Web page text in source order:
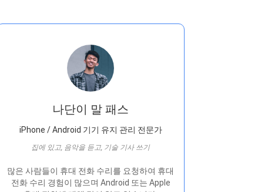
나단이 말 패스
iPhone / Android 기기 유지 관리 전문가
집에 있고, 음악을 듣고, 기술 기사 쓰기
많은 사람들이 휴대 전화 수리를 요청하여 휴대
전화 수리 경험이 많으며 Android 또는 Apple